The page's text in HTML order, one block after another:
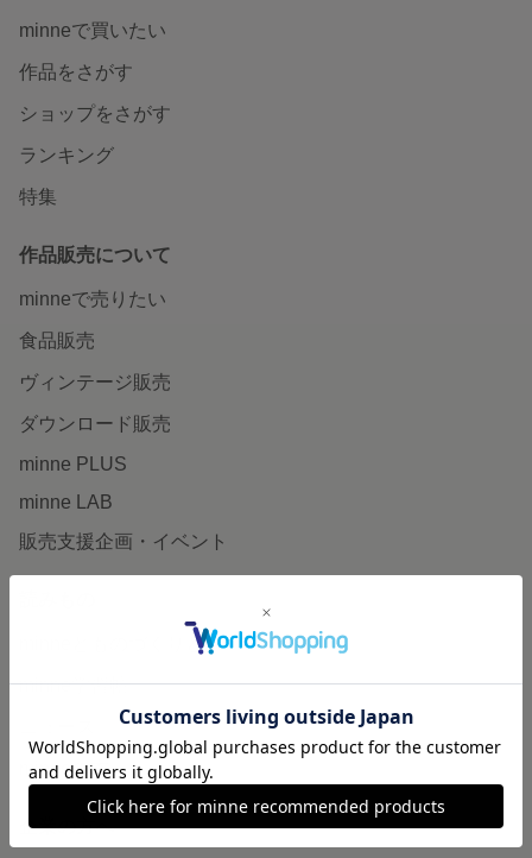
minneで買いたい
作品をさがす
ショップをさがす
ランキング
特集
作品販売について
minneで売りたい
食品販売
ヴィンテージ販売
ダウンロード販売
minne PLUS
minne LAB
販売支援企画・イベント
minneとものづくりと
minne学習帖
minneの本
企業の方へ